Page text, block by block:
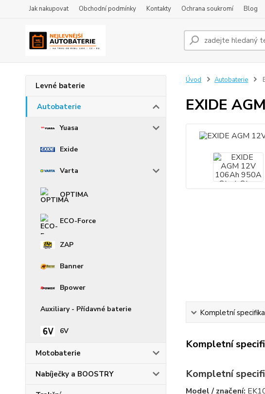
Jak nakupovat Obchodní podmínky Kontakty Ochrana soukromí Blog
Levné baterie
Autobaterie
Yuasa
Exide
Varta
OPTIMA
ECO-Force
ZAP
Banner
Bpower
Auxiliary - Přídavné baterie
6V
Motobaterie
Nabíječky a BOOSTRY
Úvod Autobaterie
EXIDE
Kompletní
Kompletní
Kompletní
Model / značení: